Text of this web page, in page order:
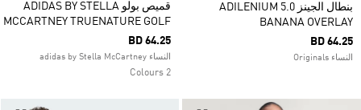
بنطال الجينز ADILENIUM 5.0
BANANA OVERLAY
BD 64.25
النساء Originals
قميص بولو ADIDAS BY STELLA
MCCARTNEY TRUENATURE GOLF
BD 64.25
النساء adidas by Stella McCartney
2 Colours